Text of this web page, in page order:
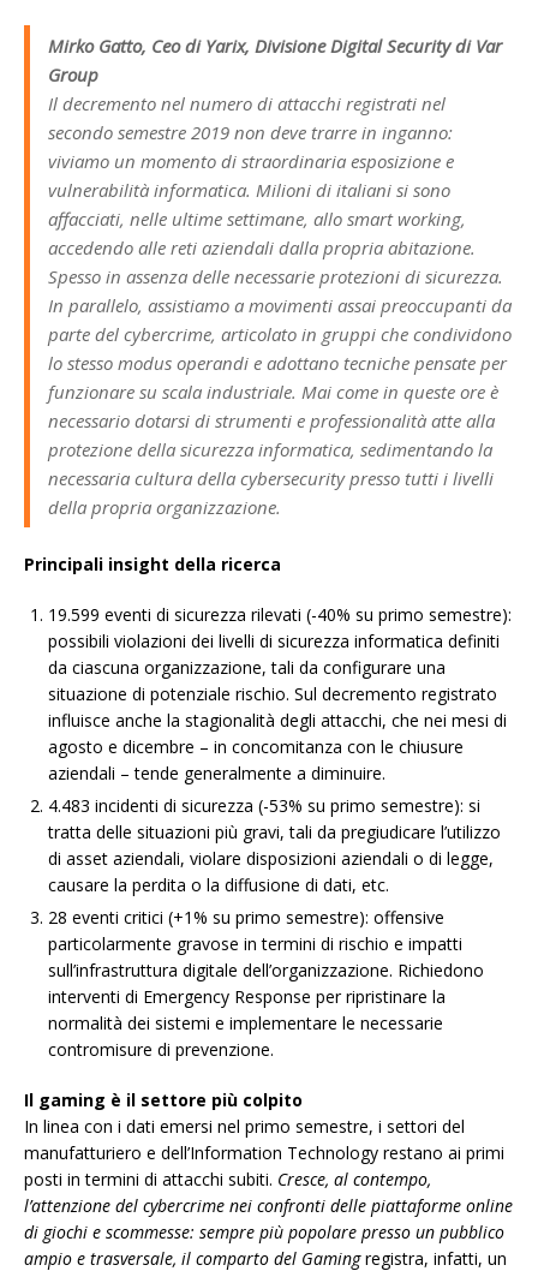
Mirko Gatto, Ceo di Yarix, Divisione Digital Security di Var
Group
Il decremento nel numero di attacchi registrati nel
secondo semestre 2019 non deve trarre in inganno:
viviamo un momento di straordinaria esposizione e
vulnerabilità informatica. Milioni di italiani si sono
affacciati, nelle ultime settimane, allo smart working,
accedendo alle reti aziendali dalla propria abitazione.
Spesso in assenza delle necessarie protezioni di sicurezza.
In parallelo, assistiamo a movimenti assai preoccupanti da
parte del cybercrime, articolato in gruppi che condividono
lo stesso modus operandi e adottano tecniche pensate per
funzionare su scala industriale. Mai come in queste ore è
necessario dotarsi di strumenti e professionalità atte alla
protezione della sicurezza informatica, sedimentando la
necessaria cultura della cybersecurity presso tutti i livelli
della propria organizzazione.
Principali insight della ricerca
19.599 eventi di sicurezza rilevati (-40% su primo semestre):
possibili violazioni dei livelli di sicurezza informatica definiti
da ciascuna organizzazione, tali da configurare una
situazione di potenziale rischio. Sul decremento registrato
influisce anche la stagionalità degli attacchi, che nei mesi di
agosto e dicembre – in concomitanza con le chiusure
aziendali – tende generalmente a diminuire.
4.483 incidenti di sicurezza (-53% su primo semestre): si
tratta delle situazioni più gravi, tali da pregiudicare l’utilizzo
di asset aziendali, violare disposizioni aziendali o di legge,
causare la perdita o la diffusione di dati, etc.
28 eventi critici (+1% su primo semestre): offensive
particolarmente gravose in termini di rischio e impatti
sull’infrastruttura digitale dell’organizzazione. Richiedono
interventi di Emergency Response per ripristinare la
normalità dei sistemi e implementare le necessarie
contromisure di prevenzione.
Il gaming è il settore più colpito
In linea con i dati emersi nel primo semestre, i settori del
manufatturiero e dell’Information Technology restano ai primi
posti in termini di attacchi subiti. Cresce, al contempo,
l’attenzione del cybercrime nei confronti delle piattaforme online
di giochi e scommesse: sempre più popolare presso un pubblico
ampio e trasversale, il comparto del Gamingregistra, infatti, un